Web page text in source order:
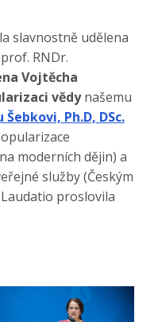
slavnostně udělena
RNDr.
Vojtěcha
vědynašemu
Šebkovi, Ph.D, DSc.
moderních dějin) a
služby (Českým
proslovila